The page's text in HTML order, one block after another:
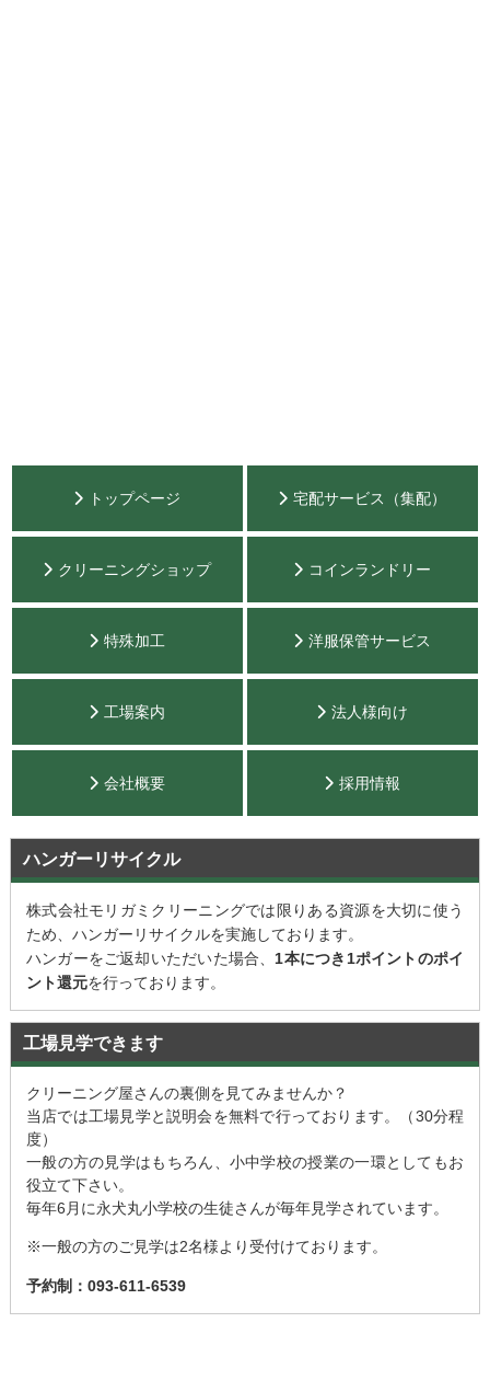
トップページ 宅配サービス（集配）
クリーニングショップ コインランドリー
特殊加工 洋服保管サービス
工場案内 法人様向け
会社概要 採用情報
ハンガーリサイクル
株式会社モリガミクリーニングでは限りある資源を大切に使う
ため、ハンガーリサイクルを実施しております。
ハンガーをご返却いただいた場合、 1本につき1ポイントのポイ
ント還元を行っております。
工場見学できます
クリーニング屋さんの裏側を見てみませんか？
当店では工場見学と説明会を無料で行っております。（30分程
度）
一般の方の見学はもちろん、小中学校の授業の一環としてもお
役立て下さい。
毎年6月に永犬丸小学校の生徒さんが毎年見学されています。
※一般の方のご見学は2名様より受付けております。
予約制：093-611-6539